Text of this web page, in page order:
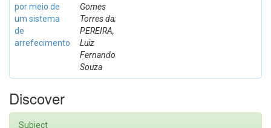
por meio de
um sistema
de
arrefecimento
Gomes
Torres da;
PEREIRA,
Luiz
Fernando
Souza
Discover
Subject